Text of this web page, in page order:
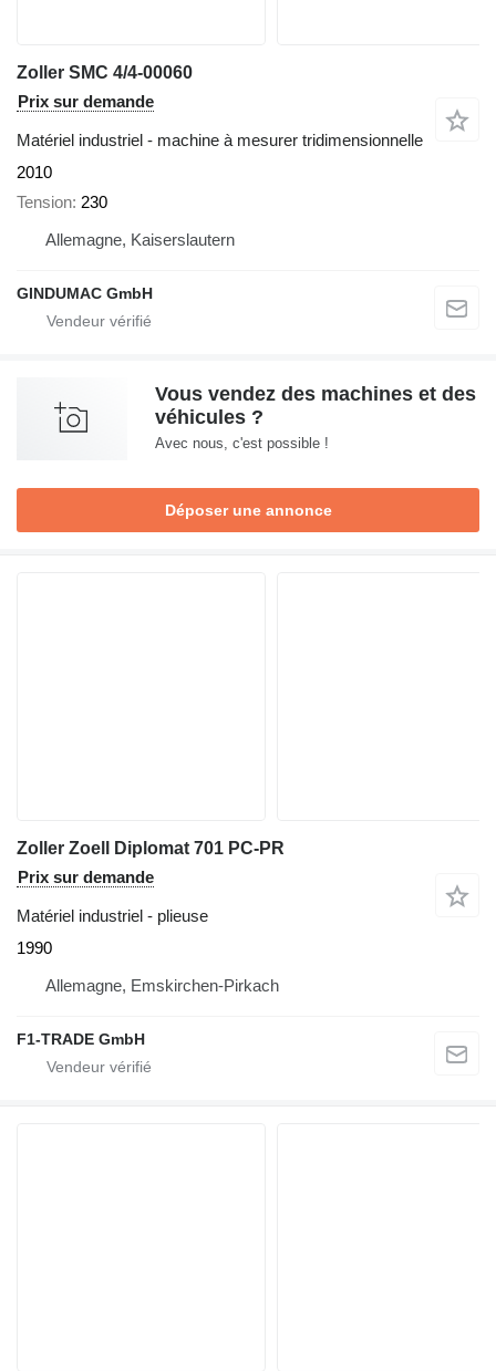
Zoller SMC 4/4-00060
Prix sur demande
Matériel industriel - machine à mesurer tridimensionnelle
2010
Tension 230
Allemagne, Kaiserslautern
GINDUMAC GmbH
Vous vendez des machines et des
véhicules ?
Avec nous, c'est possible !
Déposer une annonce
Zoller Zoell Diplomat 701 PC-PR
Prix sur demande
Matériel industriel - plieuse
1990
Allemagne, Emskirchen-Pirkach
F1-TRADE GmbH